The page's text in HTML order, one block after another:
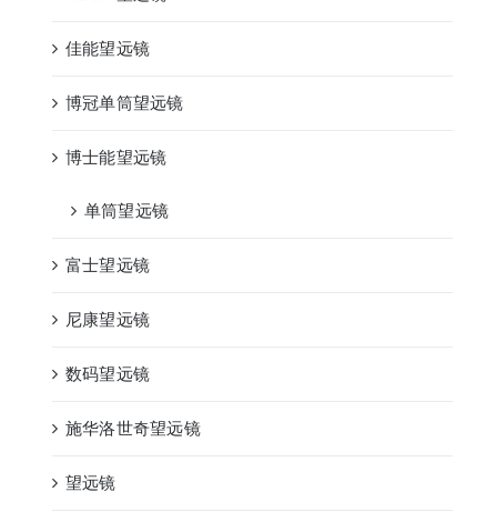
佳能望远镜
博冠单筒望远镜
博士能望远镜
单筒望远镜
富士望远镜
尼康望远镜
数码望远镜
施华洛世奇望远镜
望远镜